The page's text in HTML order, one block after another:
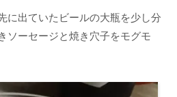
に出ていたビールの大瓶を少し分
ソーセージと焼き穴子をモグモ